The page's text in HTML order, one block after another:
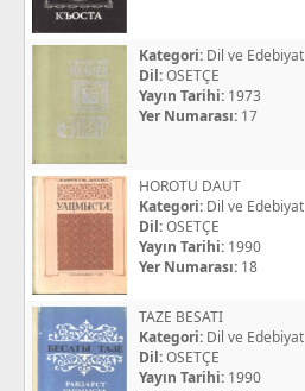
Kategori: Dil ve Edebiyat
Dil:OSETÇE
Yayın Tarihi: 1973
Yer Numarası: 17
HOROTU DAUT
Kategori: Dil ve Edebiyat
Dil:OSETÇE
Yayın Tarihi: 1990
Yer Numarası: 18
TAZE BESATI
Kategori: Dil ve Edebiyat
Dil:OSETÇE
Yayın Tarihi: 1990